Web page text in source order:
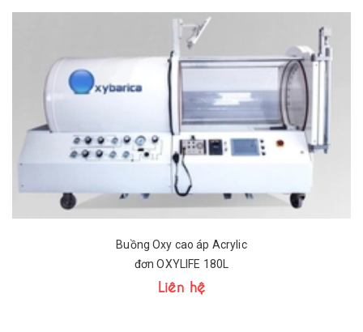
Buồng Oxy cao áp Acrylic
đơn OXYLIFE 180L
Liên hệ